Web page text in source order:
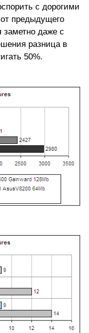
с дорогими
предыдущего
заметно даже с
разница в
50%.